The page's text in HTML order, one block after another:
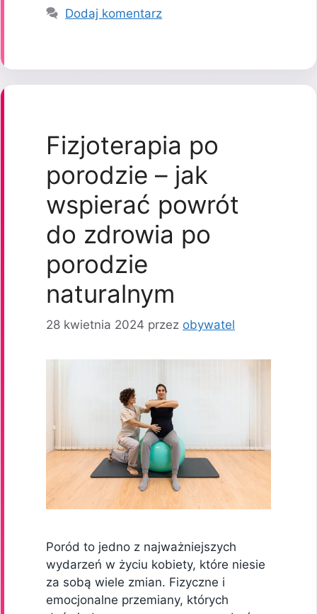
Dodaj komentarz
Fizjoterapia po
porodzie – jak
wspierać powrót
do zdrowia po
porodzie
naturalnym
28 kwietnia 2024 przez obywatel
Poród to jedno z najważniejszych
wydarzeń w życiu kobiety, które niesie
za sobą wiele zmian. Fizyczne i
emocjonalne przemiany, których